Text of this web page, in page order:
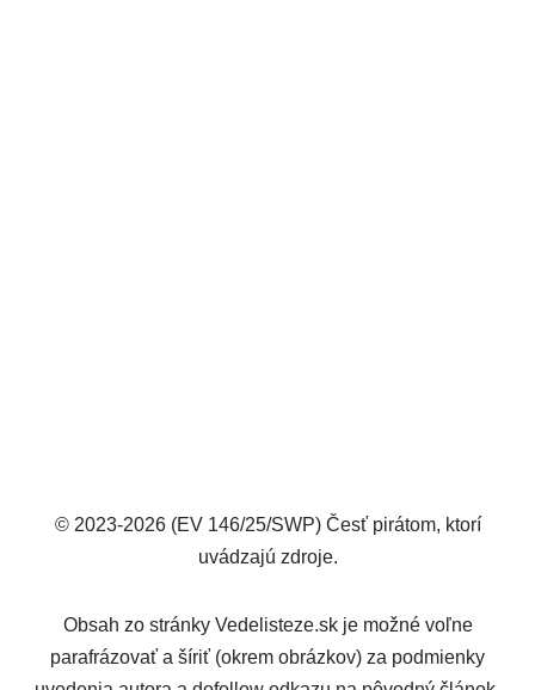
© 2023-2026 (EV 146/25/SWP) Česť pirátom, ktorí
uvádzajú zdroje.
Obsah zo stránky Vedelisteze.sk je možné voľne
parafrázovať a šíriť (okrem obrázkov) za podmienky